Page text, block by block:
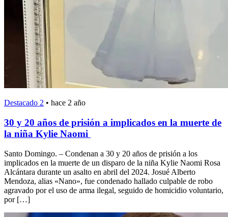
Destacado 2 • hace 2 año
30 y 20 años de prisión a implicados en la muerte de
la niña Kylie Naomi
Santo Domingo. – Condenan a 30 y 20 años de prisión a los
implicados en la muerte de un disparo de la niña Kylie Naomi Rosa
Alcántara durante un asalto en abril del 2024. Josué Alberto
Mendoza, alias «Nano», fue condenado hallado culpable de robo
agravado por el uso de arma ilegal, seguido de homicidio voluntario,
por […]